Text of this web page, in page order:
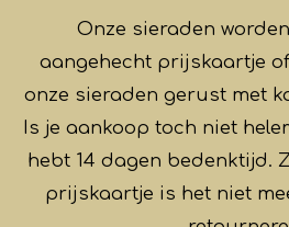
Onze sieraden
aangehecht prijskaartje
onze sieraden gerust met
Is je aankoop toch niet
hebt 14 dagen bedenktijd.
prijskaartje is het niet